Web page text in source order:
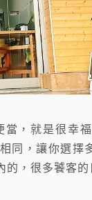
，就是很幸
同，讓你選擇
，很多饕客的